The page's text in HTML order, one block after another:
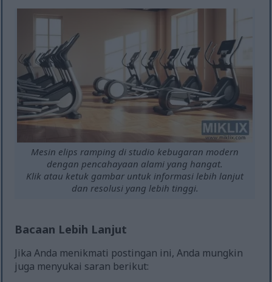
Mesin elips ramping di studio kebugaran modern
dengan pencahayaan alami yang hangat.
Klik atau ketuk gambar untuk informasi lebih lanjut
dan resolusi yang lebih tinggi.
Bacaan Lebih Lanjut
Jika Anda menikmati postingan ini, Anda mungkin
juga menyukai saran berikut: